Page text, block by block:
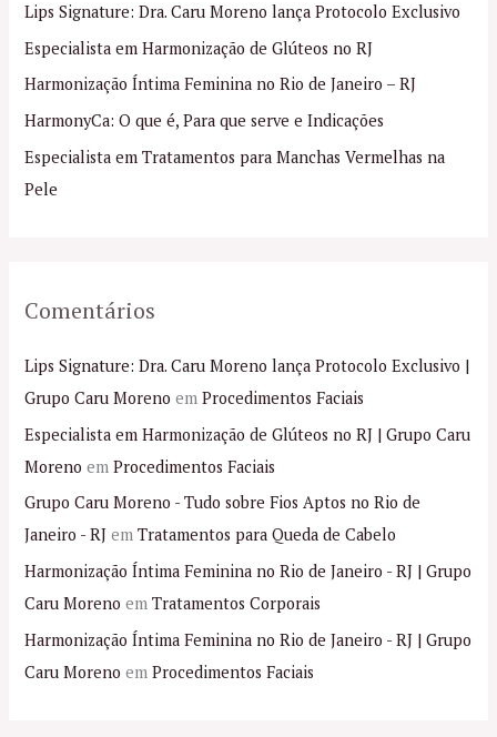
s
a
r
p
o
r
Lips Signature: Dra. Caru Moreno lança Protocolo Exclusivo
Especialista em Harmonização de Glúteos no RJ
Harmonização Íntima Feminina no Rio de Janeiro – RJ
HarmonyCa: O que é, Para que serve e Indicações
Especialista em Tratamentos para Manchas Vermelhas na
Pele
Comentários
Lips Signature: Dra. Caru Moreno lança Protocolo Exclusivo |
Grupo Caru Moreno emProcedimentos Faciais
Especialista em Harmonização de Glúteos no RJ | Grupo Caru
Moreno emProcedimentos Faciais
Grupo Caru Moreno - Tudo sobre Fios Aptos no Rio de
Janeiro - RJ emTratamentos para Queda de Cabelo
Harmonização Íntima Feminina no Rio de Janeiro - RJ | Grupo
Caru Moreno emTratamentos Corporais
Harmonização Íntima Feminina no Rio de Janeiro - RJ | Grupo
Caru Moreno emProcedimentos Faciais